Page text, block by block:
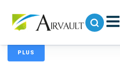
Aire de camping-car Park
PLUS